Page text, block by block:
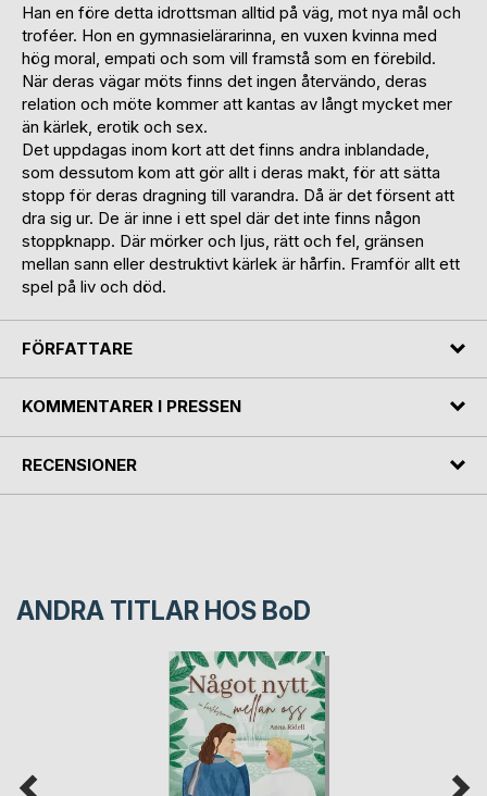
Han en före detta idrottsman alltid på väg, mot nya mål och
troféer. Hon en gymnasielärarinna, en vuxen kvinna med
hög moral, empati och som vill framstå som en förebild.
När deras vägar möts finns det ingen återvändo, deras
relation och möte kommer att kantas av långt mycket mer
än kärlek, erotik och sex.
Det uppdagas inom kort att det finns andra inblandade,
som dessutom kom att gör allt i deras makt, för att sätta
stopp för deras dragning till varandra. Då är det försent att
dra sig ur. De är inne i ett spel där det inte finns någon
stoppknapp. Där mörker och ljus, rätt och fel, gränsen
mellan sann eller destruktivt kärlek är hårfin. Framför allt ett
spel på liv och död.
FÖRFATTARE
KOMMENTARER I PRESSEN
RECENSIONER
ANDRA TITLAR HOS BoD